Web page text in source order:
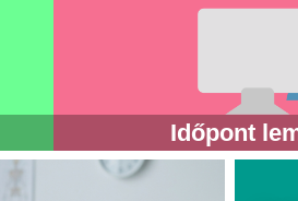
Időpont